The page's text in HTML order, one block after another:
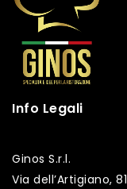
Info Legali
Ginos S.r.l.
Via dell’Artigiano, 81